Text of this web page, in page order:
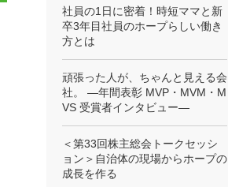
社員の1日に密着！時短ママと新
卒3年目社員のホープらしい働き
方とは
頑張った人が、ちゃんと見える会
社。 ―年間表彰 MVP・MVM・M
VS 受賞者インタビュー―
＜第33回株主総会トークセッシ
ョン＞自治体の現場からホープの
成長を作る